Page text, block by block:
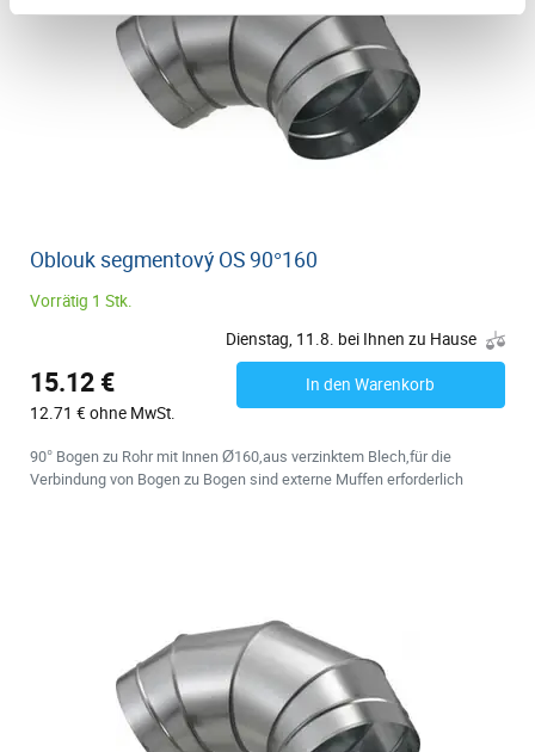
Oblouk segmentový OS 90°160
Vorrätig 1 Stk.
Dienstag, 11.8. bei Ihnen zu Hause
15.12 €
12.71 € ohne MwSt.
In den Warenkorb
90° Bogen zu Rohr mit Innen Ø160,aus verzinktem Blech,für die
Verbindung von Bogen zu Bogen sind externe Muffen erforderlich